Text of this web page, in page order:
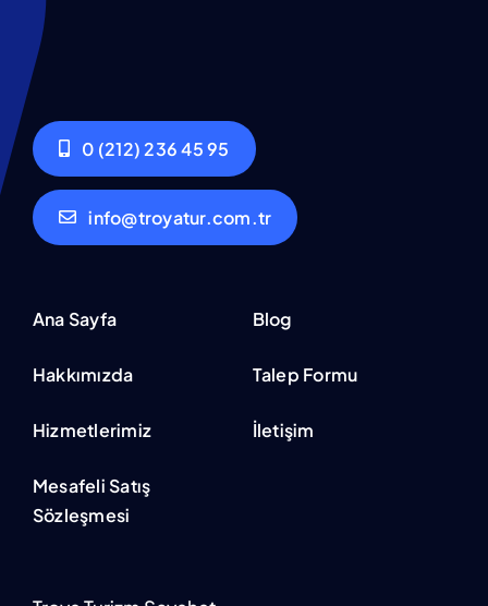
0 (212) 236 45 95
info@troyatur.com.tr
Ana Sayfa
Hakkımızda
Hizmetlerimiz
Mesafeli Satış
Sözleşmesi
Blog
Talep Formu
İletişim